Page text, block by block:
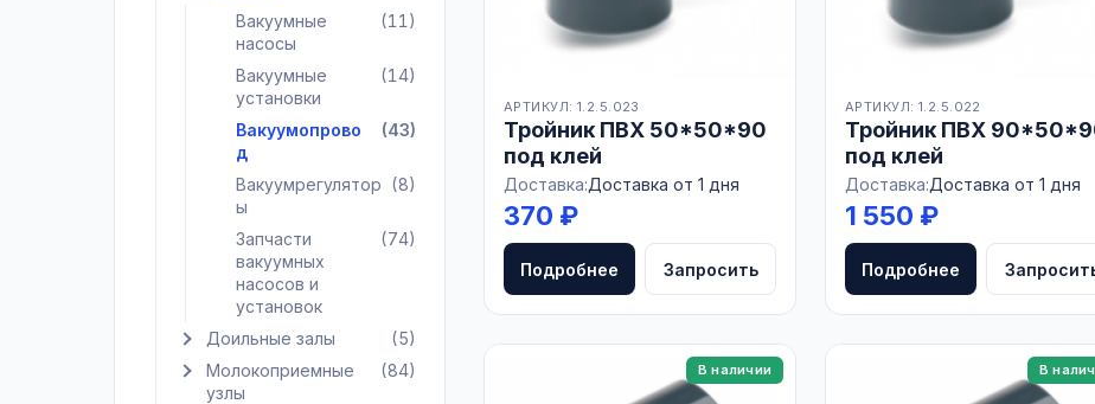
Вакуумные
насосы
(11)
Вакуумные
установки
(14)
Вакуумопрово
д
(43)
Вакуумрегулятор
ы
(8)
Запчасти
вакуумных
насосов и
установок
(74)
Показать подкатегории Доильные залы
Доильные залы (5)
Показать подкатегории Молокоприемные узлы
Молокоприемные
узлы
(84)
АРТИКУЛ: 1.2.5.023
Тройник ПВХ 50*50*90
под клей
Доставка:Доставка от 1 дня
370 ₽
Подробнее Запросить
АРТИКУЛ: 1.2.5.022
Тройник ПВХ
под клей
Доставка:Доставка от 1 дня
1 550 ₽
Подробнее
В наличии В